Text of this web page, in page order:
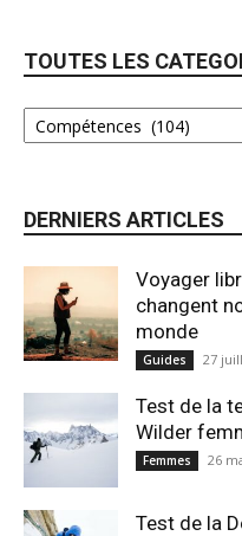
TOUTES LES
DERNIERS ARTICLES
Voyager
changent
monde
Guides 27
Test de la
Wilder
Femmes 26
Test de la